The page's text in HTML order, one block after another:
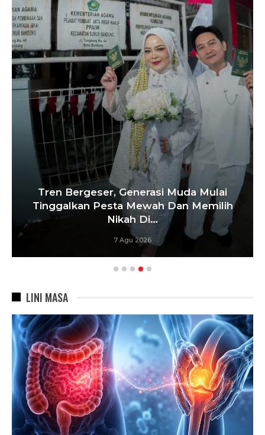
Tren Bergeser, Generasi Muda Mulai
Tinggalkan Pesta Mewah Dan Memilih
Nikah Di…
7 Agu 2026
LINI MASA